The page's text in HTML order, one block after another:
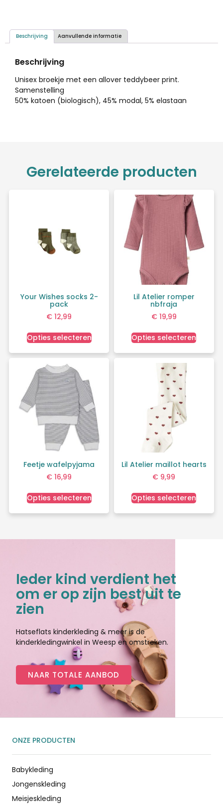
Beschrijving Aanvullende informatie
Beschrijving
Unisex broekje met een allover teddybeer print.
Samenstelling
50% katoen (biologisch), 45% modal, 5% elastaan
Gerelateerde producten
Your Wishes socks 2-
pack
€ 12,99
Opties selecteren
Lil Atelier romper
nbfraja
€19,99
Opties selecteren
Feetje wafelpyjama
€ 16,99
Opties selecteren
Lil Atelier maillot hearts
€ 9,99
Opties selecteren
Ieder kind verdient het
om er op zijn best uit te
zien
Hatseflats kinderkleding & meer is de
kinderkledingwinkel in Weesp en omstreken.
NAAR TOTALE AANBOD
ONZE PRODUCTEN
Babykleding
Jongenskleding
Meisjeskleding